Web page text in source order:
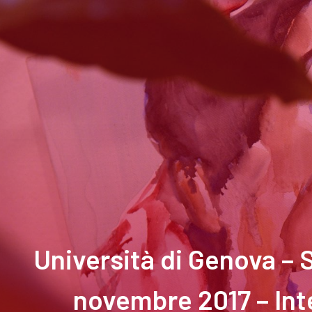
Università di Genova –
novembre 2017 –